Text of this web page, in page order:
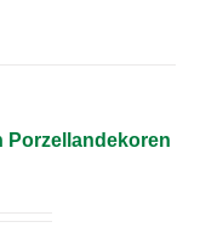
Porzellandekoren